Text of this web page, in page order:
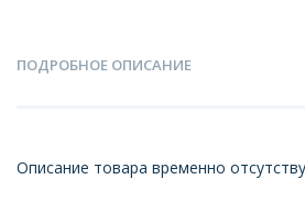
ПОДРОБНОЕ ОПИСАНИЕ
Описание товара временно